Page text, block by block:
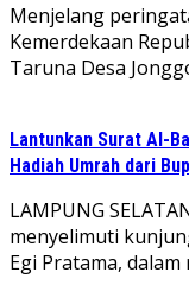
‎Menjelang
Kemerdekaan
Taruna Desa
Lantunkan Surat Al-
Hadiah Umrah dari
LAMPUNG
menyelimuti
Egi Pratama,